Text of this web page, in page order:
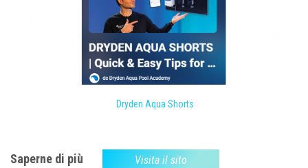
Dryden Aqua Shorts
Saperne di più Visita il sito